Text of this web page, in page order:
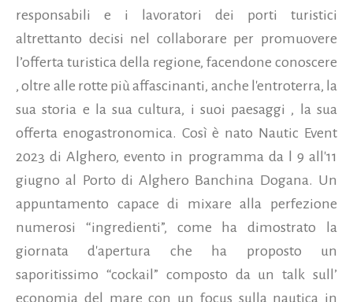
responsabili e i lavoratori dei porti turistici
altrettanto decisi nel collaborare per promuovere
l’offerta turistica della regione, facendone conoscere
, oltre alle rotte più affascinanti, anche l'entroterra, la
sua storia e la sua cultura, i suoi paesaggi , la sua
offerta enogastronomica. Così è nato Nautic Event
2023 di Alghero, evento in programma da l 9 all'11
giugnoal Porto di Alghero Banchina Dogana. Un
appuntamento capace di mixare alla perfezione
numerosi “ingredienti”, come ha dimostrato la
giornata d'apertura che ha proposto un
saporitissimo “cockail” composto da un talk sull’
economia del mare con un focus sulla nautica in